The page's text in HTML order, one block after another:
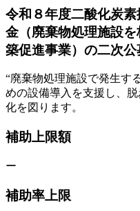
令和８年度二酸化炭
金（廃棄物処理施設
築促進事業）の二次公
“廃棄物処理施設で発生す
めの設備導入を支援し、
化を図ります。
補助上限額
ー
補助率上限